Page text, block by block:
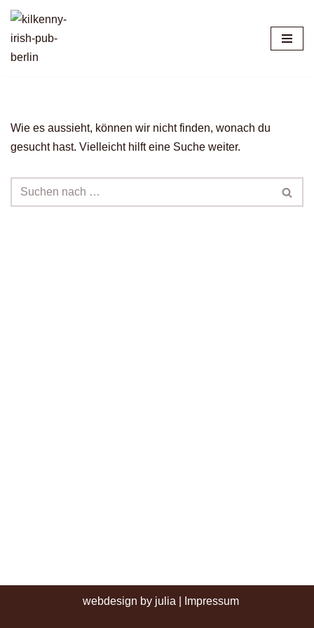
Zum
Inhalt
Wie es aussieht, können wir nicht finden, wonach du
gesucht hast. Vielleicht hilft eine Suche weiter.
webdesign by julia Impressum